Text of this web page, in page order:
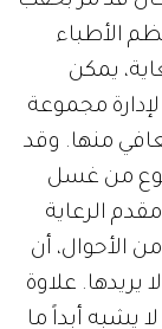
الأطباء
يمكن
مجموعة
منها. وقد
من غسل
الرعاية
الأحوال، أن
علاوة
يشبه أبداً ما